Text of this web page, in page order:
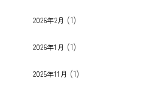
2026年2月 (1)
2026年1月 (1)
2025年11月 (1)